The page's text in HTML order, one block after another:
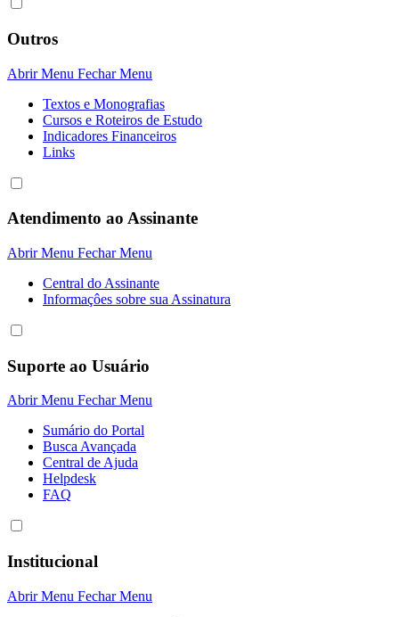
Outros
Abrir Menu Fechar Menu
Textos e Monografias
Cursos e Roteiros de Estudo
Indicadores Financeiros
Links
Atendimento ao Assinante
Abrir Menu Fechar Menu
Central do Assinante
Informaçôes sobre sua Assinatura
Suporte ao Usuário
Abrir Menu Fechar Menu
Sumário do Portal
Busca Avançada
Central de Ajuda
Helpdesk
FAQ
Institucional
Abrir Menu Fechar Menu